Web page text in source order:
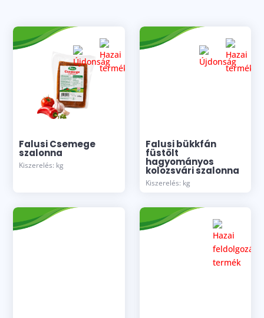
Falusi Csemege
szalonna
Kiszerelés: kg
Falusi bükkfán
füstölt
hagyományos
kolozsvári szalonna
Kiszerelés: kg